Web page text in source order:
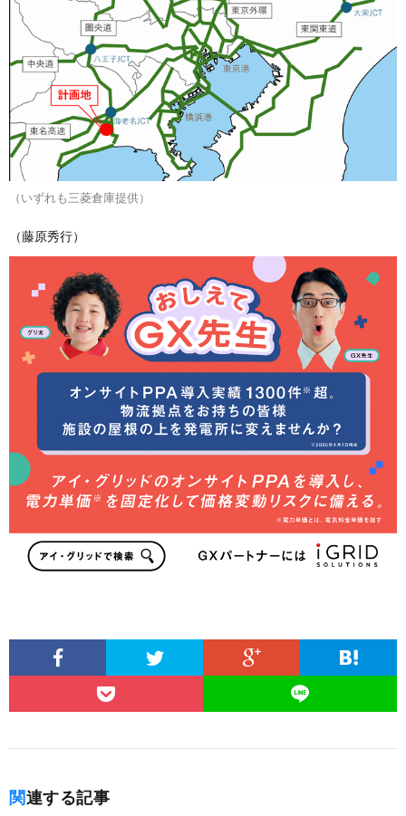
（いずれも三菱倉庫提供）
（藤原秀行）
関連する記事